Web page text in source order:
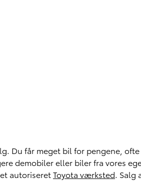
Du får meget bil for pengene,
demobiler eller biler fra vores
autoriseretToyota værksted. Salg